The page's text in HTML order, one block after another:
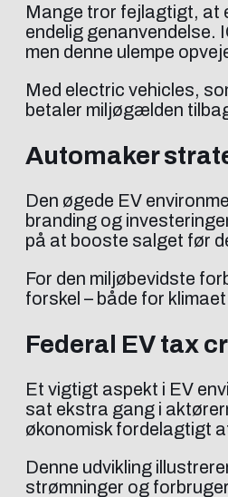
Mange tror fejlagtigt, at
endelig genanvendelse.
men denne ulempe
Med electric vehicles,
betaler miljøgælden
Automaker
Den øgede EV
branding og
på at booste salget før
For den miljøbevidste
forskel – både for
Federal EV tax
Et vigtigt aspekt i EV
sat ekstra gang i
økonomisk fordelagtigt
Denne udvikling
strømninger og